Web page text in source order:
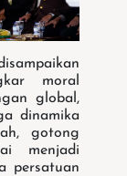
moral
global,
dinamika
gotong
menjadi
persatuan